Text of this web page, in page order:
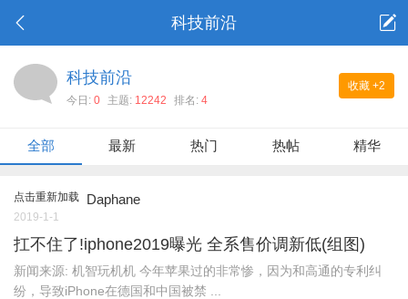
科技前沿
收藏 +2
科技前沿
今日: 0 主题: 12242 排名: 4
全部 最新 热门 热帖 精华
点击重新加载 Daphane
2019-1-1
扛不住了!iphone2019曝光 全系售价调新低(组图)
新闻来源: 机智玩机机 今年苹果过的非常惨，因为和高通的专利纠
纷，导致iPhone在德国和中国被禁 ...